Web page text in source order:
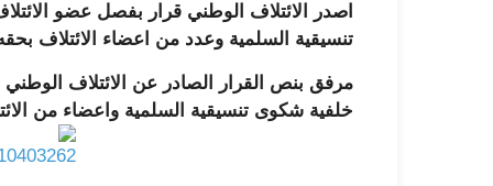
اصدر الائتلاف الوطني قرار بفصل عضو
تنسيقية السلمية وعدد من اعضاء الائتلاف
مرفق بنص القرار الصادر عن الائتلاف
خلفية شكوى تنسيقية السلمية واعضاء من